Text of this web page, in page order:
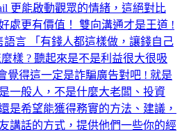
更能啟動觀眾的情緒，這絕對比
處更有價值！ 雙向溝通才是王道 !
言 「有錢人都這樣做，讓錢自己
樣 ? 聽起來是不是利益很大很吸
覺得這一定是詐騙廣告對吧 ! 就是
一般人，不是什麼大老闆、投資
是希望能獲得務實的方法、建議，
講話的方式，提供他們一些你的經